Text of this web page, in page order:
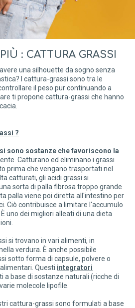
: CATTURA GRASSI
una silhouette da sogno senza
I cattura-grassi sono tra le
il peso pur continuando a
ti propone cattura-grassi che hanno
?
sono sostanze che favoriscono la
Catturano ed eliminano i grassi
prima che vengano trasportati nel
catturati, gli acidi grassi si
sorta di palla fibrosa troppo grande
palla viene poi diretta all'intestino per
Ciò contribuisce a limitare l'accumulo
uno dei migliori alleati di una dieta
si trovano in vari alimenti, in
verdura. È anche possibile
sotto forma di capsule, polvere o
Questi integratori
a base di sostanze naturali (ricche di
molecole lipofile.
cattura-grassi sono formulati a base